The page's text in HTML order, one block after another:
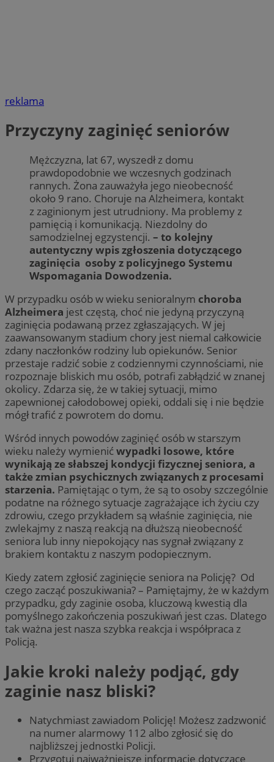
reklama
Przyczyny zaginięć seniorów
Mężczyzna, lat 67, wyszedł z domu
prawdopodobnie we wczesnych godzinach
rannych. Żona zauważyła jego nieobecność
około 9 rano. Choruje na Alzheimera, kontakt
z zaginionym jest utrudniony. Ma problemy z
pamięcią i komunikacją. Niezdolny do
samodzielnej egzystencji. – to kolejny
autentyczny wpis zgłoszenia dotyczącego
zaginięcia osoby z policyjnego Systemu
Wspomagania Dowodzenia.
W przypadku osób w wieku senioralnym choroba
Alzheimera jest częstą, choć nie jedyną przyczyną
zaginięcia podawaną przez zgłaszających. W jej
zaawansowanym stadium chory jest niemal całkowicie
zdany naczłonków rodziny lub opiekunów. Senior
przestaje radzić sobie z codziennymi czynnościami, nie
rozpoznaje bliskich mu osób, potrafi zabłądzić w znanej
okolicy. Zdarza się, że w takiej sytuacji, mimo
zapewnionej całodobowej opieki, oddali się i nie będzie
mógł trafić z powrotem do domu.
Wśród innych powodów zaginięć osób w starszym
wieku należy wymienićwypadki losowe, które
wynikają ze słabszej kondycji fizycznej seniora, a
także zmian psychicznych związanych z procesami
starzenia. Pamiętając o tym, że są to osoby szczególnie
podatne na różnego sytuacje zagrażające ich życiu czy
zdrowiu, czego przykładem są właśnie zaginięcia, nie
zwlekajmy z naszą reakcją na dłuższą nieobecność
seniora lub inny niepokojący nas sygnał związany z
brakiem kontaktu z naszym podopiecznym.
Kiedy zatem zgłosić zaginięcie seniora na Policję? Od
czego zacząć poszukiwania? – Pamiętajmy, że w każdym
przypadku, gdy zaginie osoba, kluczową kwestią dla
pomyślnego zakończenia poszukiwań jest czas. Dlatego
tak ważna jest nasza szybka reakcja i współpraca z
Policją.
Jakie kroki należy podjąć, gdy
zaginie nasz bliski?
Natychmiast zawiadom Policję! Możesz zadzwonić
na numer alarmowy 112 albo zgłosić się do
najbliższej jednostki Policji.
Przygotuj najważniejsze informacje dotyczące